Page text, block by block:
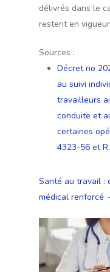
délivrés dans le
restent en
Sources :
Décret no
au suivi
travailleurs
conduite et
certaines
4323-56 et
Santé au travail :
médical renforcé